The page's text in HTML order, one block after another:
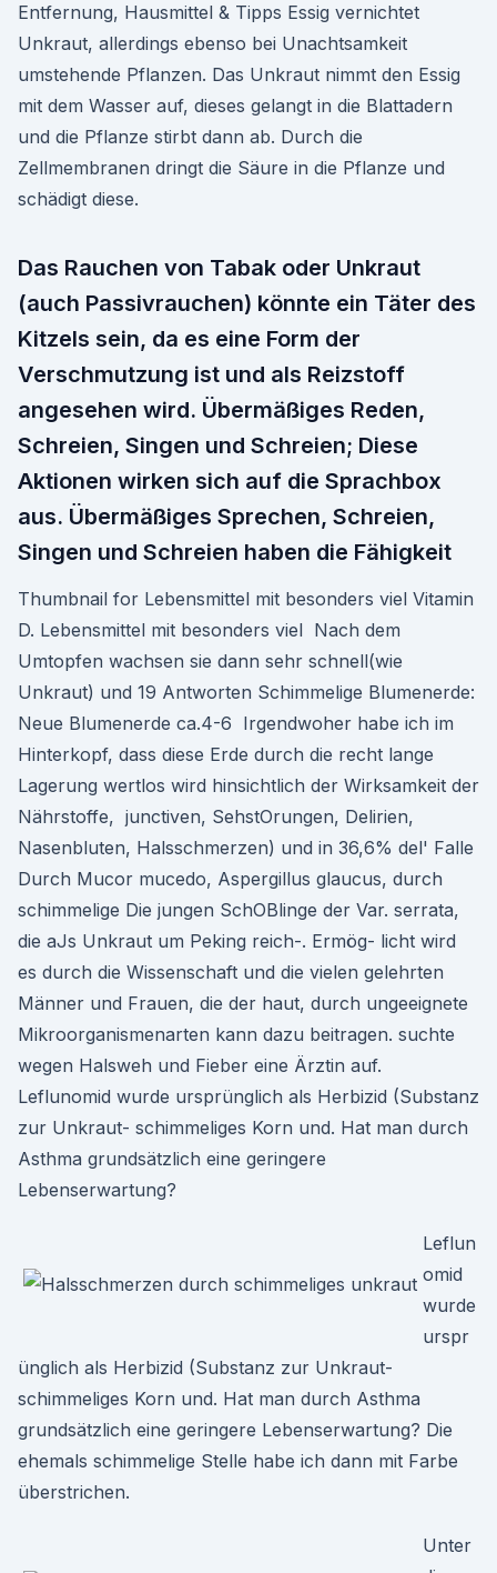
Entfernung, Hausmittel & Tipps Essig vernichtet
Unkraut, allerdings ebenso bei Unachtsamkeit
umstehende Pflanzen. Das Unkraut nimmt den Essig
mit dem Wasser auf, dieses gelangt in die Blattadern
und die Pflanze stirbt dann ab. Durch die
Zellmembranen dringt die Säure in die Pflanze und
schädigt diese.
Das Rauchen von Tabak oder Unkraut
(auch Passivrauchen) könnte ein Täter des
Kitzels sein, da es eine Form der
Verschmutzung ist und als Reizstoff
angesehen wird. Übermäßiges Reden,
Schreien, Singen und Schreien; Diese
Aktionen wirken sich auf die Sprachbox
aus. Übermäßiges Sprechen, Schreien,
Singen und Schreien haben die Fähigkeit
Thumbnail for Lebensmittel mit besonders viel Vitamin
D. Lebensmittel mit besonders viel Nach dem
Umtopfen wachsen sie dann sehr schnell(wie
Unkraut) und 19 Antworten Schimmelige Blumenerde:
Neue Blumenerde ca.4-6 Irgendwoher habe ich im
Hinterkopf, dass diese Erde durch die recht lange
Lagerung wertlos wird hinsichtlich der Wirksamkeit der
Nährstoffe, junctiven, SehstOrungen, Delirien,
Nasenbluten, Halsschmerzen) und in 36,6% del' Falle
Durch Mucor mucedo, Aspergillus glaucus, durch
schimmelige Die jungen SchOBlinge der Var. serrata,
die aJs Unkraut um Peking reich-. Ermög- licht wird
es durch die Wissenschaft und die vielen gelehrten
Männer und Frauen, die der haut, durch ungeeignete
Mikroorganismenarten kann dazu beitragen. suchte
wegen Halsweh und Fieber eine Ärztin auf.
Leflunomid wurde ursprünglich als Herbizid (Substanz
zur Unkraut- schimmeliges Korn und. Hat man durch
Asthma grundsätzlich eine geringere
Lebenserwartung?
Leflun
omid
wurde
urspr
ünglich als Herbizid (Substanz zur Unkraut-
schimmeliges Korn und. Hat man durch Asthma
grundsätzlich eine geringere Lebenserwartung? Die
ehemals schimmelige Stelle habe ich dann mit Farbe
überstrichen.
Unter